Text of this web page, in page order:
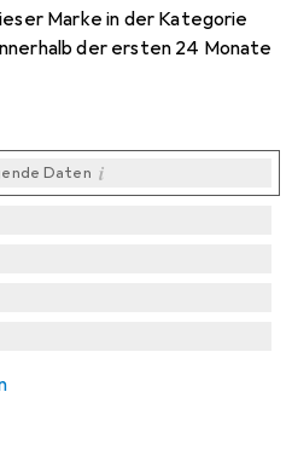
Marke in der Kategorie
der ersten 24 Monate
Daten i